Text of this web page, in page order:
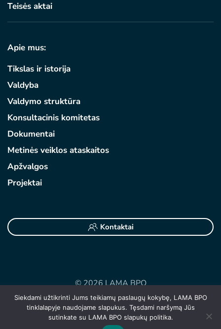
Teisės aktai
Apie mus:
Tikslas ir istorija
Valdyba
Valdymo struktūra
Konsultacinis komitetas
Dokumentai
Metinės veiklos ataskaitos
Apžvalgos
Projektai
Kontaktai
©2026 LAMA BPO
Asmens duomenų tvarkymas
Slapukų politika
Siekdami užtikrinti Jums teikiamų paslaugų kokybę, LAMA BPO
tinklalapyje naudojame slapukus. Tęsdami naršymą Jūs
sutinkate su LAMA BPO slapukų politika.